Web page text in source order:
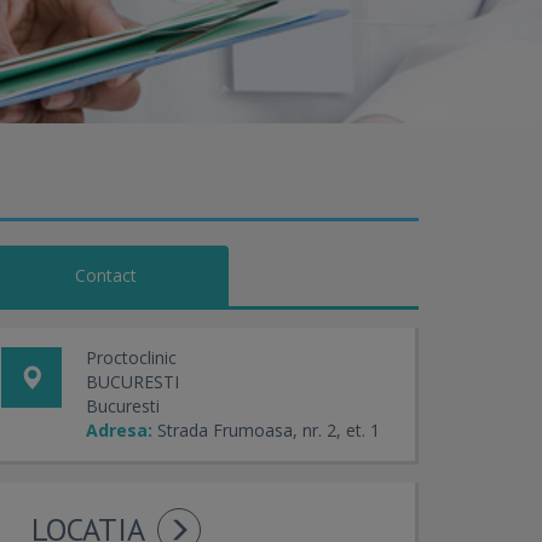
Contact
Proctoclinic
BUCURESTI
Bucuresti
Adresa: Strada Frumoasa, nr. 2, et. 1
LOCATIA